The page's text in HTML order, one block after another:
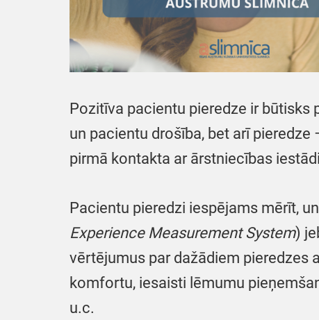
Pozitīva pacientu pieredze ir būtisks
un pacientu drošība, bet arī
pirmā kontakta ar ārstniecības
Pacientu pieredzi iespējams mērīt,
Experience Measurement System)
vērtējumus par dažādiem pieredzes
komfortu, iesaisti lēmumu
u.c.